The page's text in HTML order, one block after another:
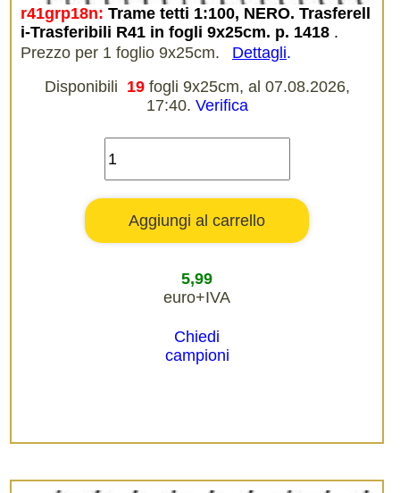
r41grp18n: Trame tetti 1:100, NERO. Trasferell
i-Trasferibili R41 in fogli 9x25cm. p. 1418 .
Prezzo per 1 foglio 9x25cm.
Dettagli.
Disponibili 19 fogli 9x25cm, al 07.08.2026,
17:40. Verifica
5,99
euro+IVA
Chiedi
campioni